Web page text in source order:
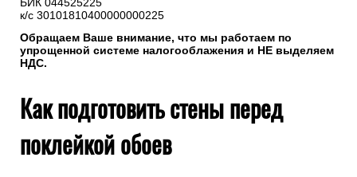
БИК 044525225
к/с 30101810400000000225
Обращаем Ваше внимание, что мы работаем по
упрощенной системе налогооблажения и НЕ выделяем
НДС.
Как подготовить стены перед
поклейкой обоев